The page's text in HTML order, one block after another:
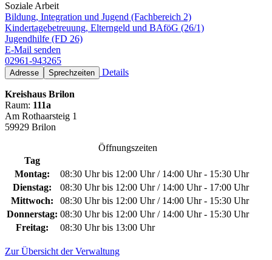
Soziale Arbeit
Bildung, Integration und Jugend (Fachbereich 2)
Kindertagebetreuung, Elterngeld und BAföG (26/1)
Jugendhilfe (FD 26)
E-Mail senden
02961-943265
Adresse Sprechzeiten Details
Kreishaus Brilon
Raum: 111a
Am Rothaarsteig 1
59929 Brilon
Öffnungszeiten
Tag
Montag:
08:30 Uhr bis 12:00 Uhr / 14:00 Uhr - 15:30 Uhr
Dienstag:
08:30 Uhr bis 12:00 Uhr / 14:00 Uhr - 17:00 Uhr
Mittwoch:
08:30 Uhr bis 12:00 Uhr / 14:00 Uhr - 15:30 Uhr
Donnerstag: 08:30 Uhr bis 12:00 Uhr / 14:00 Uhr - 15:30 Uhr
Freitag:
08:30 Uhr bis 13:00 Uhr
Zur Übersicht der Verwaltung